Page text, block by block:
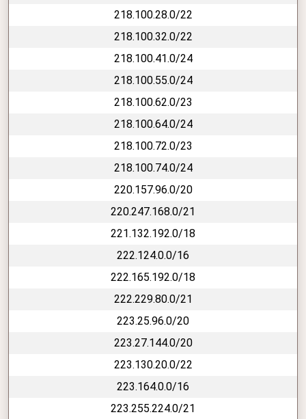
218.100.28.0/22
218.100.32.0/22
218.100.41.0/24
218.100.55.0/24
218.100.62.0/23
218.100.64.0/24
218.100.72.0/23
218.100.74.0/24
220.157.96.0/20
220.247.168.0/21
221.132.192.0/18
222.124.0.0/16
222.165.192.0/18
222.229.80.0/21
223.25.96.0/20
223.27.144.0/20
223.130.20.0/22
223.164.0.0/16
223.255.224.0/21